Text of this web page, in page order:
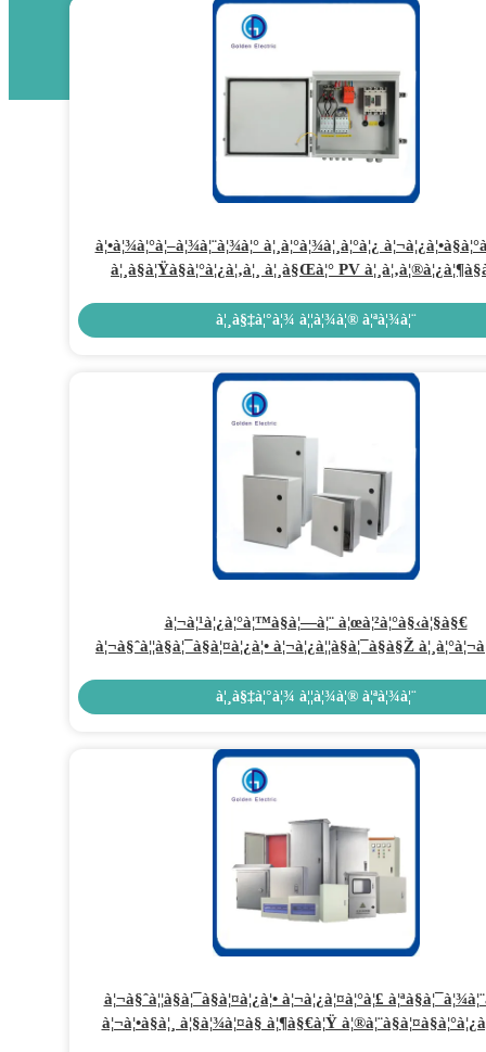
à¦•à¦¾à¦°à¦–à¦¾à¦¨à¦¾à¦° à¦¸à¦°à¦¾à¦¸à¦°à¦¿
à¦¸à§à¦Ÿà§à¦°à¦¿à¦‚à¦¸ à¦¸à§Œà¦° PV
à¦¸à¦¿à¦¸à§à¦Ÿà§‡à¦®à§‡à¦° à¦œà¦¨à§à¦¯
à¦¬à¦•à§à¦¸
à¦¸à§‡à¦°à¦¾ à¦¦à¦¾à¦® à¦ªà¦¾à¦¨
à¦¬à¦¹à¦¿à¦°à¦™à§à¦—à¦¨ à¦œà¦²à¦°à§‹à¦§à§€
à¦¬à§ˆà¦¦à§à¦¯à§à¦¤à¦¿à¦• à¦¬à¦¿à¦¦à§à¦¯à§à§Ž
à¦à¦«à¦†à¦°à¦ªà¦¿ à¦«à¦¾à¦‡à¦¬à¦¾à¦°à¦—à§à¦²à¦¾à¦¸
à¦†à¦‡à¦ªà¦¿ 65 à¦†à¦¬à¦°à¦£
à¦¸à§‡à¦°à¦¾ à¦¦à¦¾à¦® à¦ªà¦¾à¦¨
à¦¬à§ˆà¦¦à§à¦¯à§à¦¤à¦¿à¦• à¦¬à¦¿à¦¤à¦°à¦£
à¦¬à¦•à§à¦¸ à¦§à¦¾à¦¤à§ à¦¶à§€à¦Ÿ